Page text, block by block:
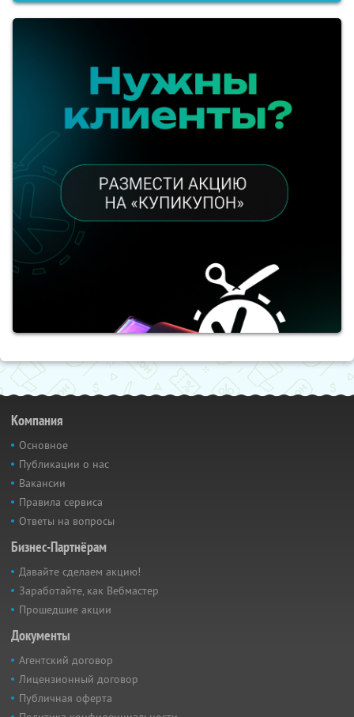
Компания
Основное
Публикации о нас
Вакансии
Правила сервиса
Ответы на вопросы
Бизнес-Партнёрам
Давайте сделаем акцию!
Заработайте, как Вебмастер
Прошедшие акции
Документы
Агентский договор
Лицензионный договор
Публичная оферта